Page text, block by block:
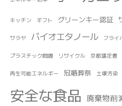
キッチン ギフト グリーンキー認証
サラヤ バイオエタノール フライ
プラスチック問題 リサイクル 京都議定書
再生可能エネルギー 冠婚葬祭 土壌汚染
安全な食品 廃棄物削